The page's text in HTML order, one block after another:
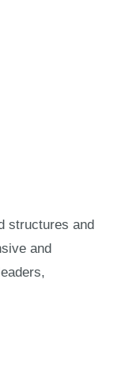
structures and
and